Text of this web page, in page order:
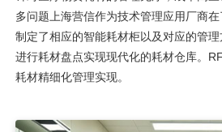
多​问题上海营信作为技术管理应用厂商
制定了相应的智能耗材柜以及对应的管
进行耗材盘点实现现代化的耗材仓库。
耗材精细化管理实现。